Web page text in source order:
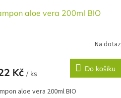
aloe vera 200ml BIO
Na dotaz
Kč / ks
Do košíku
aloe vera 200ml BIO